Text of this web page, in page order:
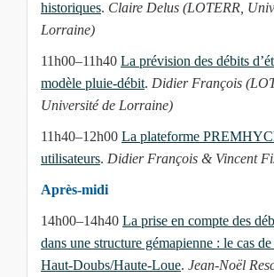
historiques. Claire Delus (LOTERR,
Lorraine)
11h00–11h40 La prévision des débits
modèle pluie-débit. Didier François
Université de Lorraine)
11h40–12h00 La plateforme
utilisateurs. Didier François & Vincent
Après-midi
14h00–14h40 La prise en compte des
dans une structure gémapienne : le cas
Haut-Doubs/Haute-Loue. Jean-Noël